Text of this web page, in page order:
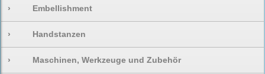
› Embellishment
› Handstanzen
› Maschinen, Werkzeuge und Zubehör